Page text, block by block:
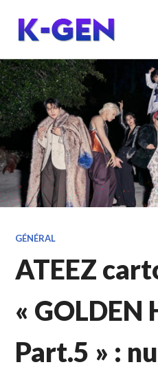
contenu
principal
K-GEN
GÉNÉRAL
ATEEZ
« GOLDEN
Part.5 » :